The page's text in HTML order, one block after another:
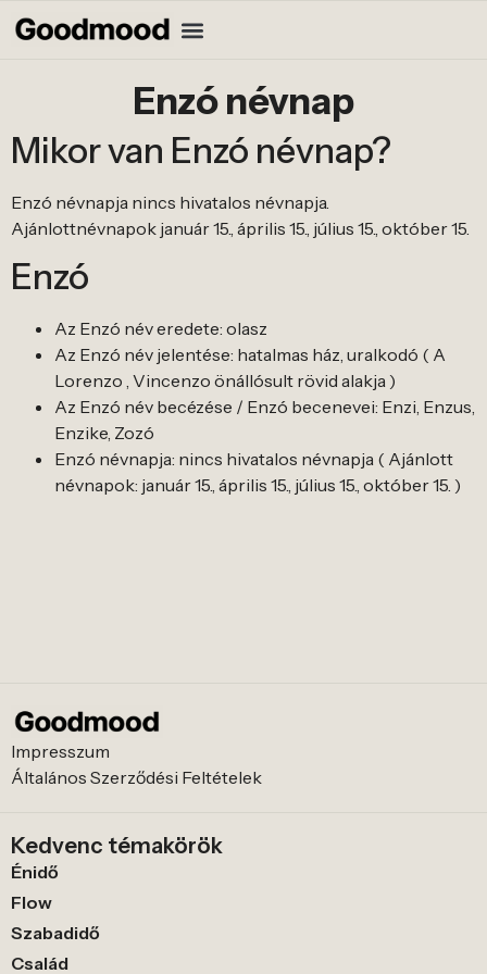
Enzó névnap
Mikor van Enzó névnap?
Enzó névnapja nincs hivatalos névnapja.
Ajánlottnévnapok január 15., április 15., július 15., október 15.
Enzó
Az Enzó név eredete: olasz
Az Enzó név jelentése: hatalmas ház, uralkodó ( A
Lorenzo , Vincenzo önállósult rövid alakja )
Az Enzó név becézése / Enzó becenevei: Enzi, Enzus,
Enzike, Zozó
Enzó névnapja: nincs hivatalos névnapja ( Ajánlott
névnapok: január 15., április 15., július 15., október 15. )
Impresszum
Általános Szerződési Feltételek
Kedvenc témakörök
Énidő
Flow
Szabadidő
Család